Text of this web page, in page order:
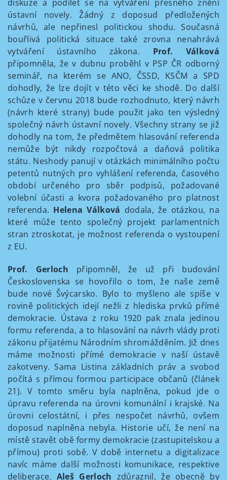
diskuze a podílet se na vytváření přesného znění
ústavní novely. Žádný z doposud předložených
návrhů, ale nepřinesl politickou shodu. Současná
bouřlivá politická situace také zrovna nenahrává
vytváření ústavního zákona. Prof. Válková
připomněla, že v dubnu proběhl v PSP ČR odborný
seminář, na kterém se ANO, ČSSD, KSČM a SPD
dohodly, že lze dojít v této věci ke shodě. Do další
schůze v červnu 2018 bude rozhodnuto, který návrh
(návrh které strany) bude použit jako ten výsledný
společný návrh ústavní novely. Všechny strany se již
dohodly na tom, že předmětem hlasování referenda
nemůže být nikdy rozpočtová a daňová politika
státu. Neshody panují v otázkách minimálního počtu
petentů nutných pro vyhlášení referenda, časového
období určeného pro sběr podpisů, požadované
volební účasti a kvora požadovaného pro platnost
referenda. Helena Válková dodala, že otázkou, na
které může tento společný projekt parlamentních
stran ztroskotat, je možnost referenda o vystoupení
z EU.
Prof. Gerloch připomněl, že už při budování
Československa se hovořilo o tom, že naše země
bude nové Švýcarsko. Bylo to myšleno ale spíše v
rovině politických idejí nežli z hlediska prvků přímé
demokracie. Ústava z roku 1920 pak znala jedinou
formu referenda, a to hlasování na návrh vlády proti
zákonu přijatému Národním shromážděním. Již dnes
máme možnosti přímé demokracie v naší ústavě
zakotveny. Sama Listina základních práv a svobod
počítá s přímou formou participace občanů (článek
21). V tomto směru byla naplněna, pokud jde o
úpravu referenda na úrovni komunální i krajské. Na
úrovni celostátní, i přes nespočet návrhů, ovšem
doposud naplněna nebyla. Historie učí, že není na
místě stavět obě formy demokracie (zastupitelskou a
přímou) proti sobě. V době internetu a digitalizace
navíc máme další možnosti komunikace, respektive
deliberace. Aleš Gerloch zdůraznil, že obecně by